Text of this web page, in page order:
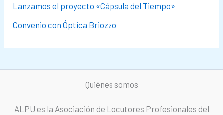
Lanzamos el proyecto «Cápsula del Tiempo»
Convenio con Óptica Briozzo
Quiénes somos
ALPU es la Asociación de Locutores Profesionales del